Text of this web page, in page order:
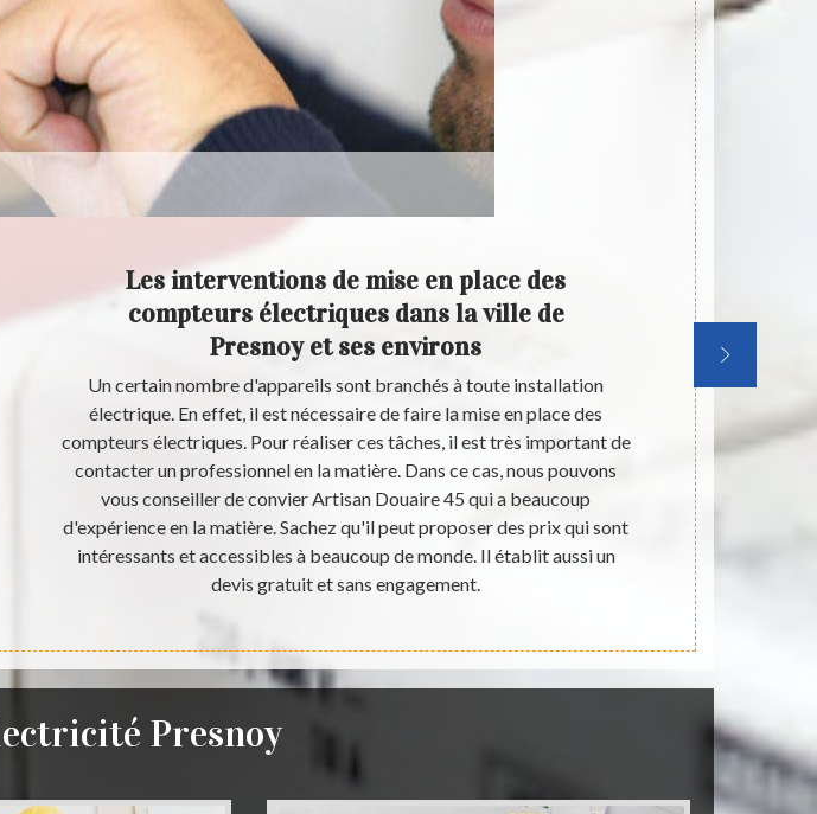
Les interventions de mise en place des
compteurs électriques dans la ville de
Presnoy et ses environs
Un certain nombre d'appareils sont branchés à toute installation
électrique. En effet, il est nécessaire de faire la mise en place des
compteurs électriques. Pour réaliser ces tâches, il est très important de
contacter un professionnel en la matière. Dans ce cas, nous pouvons
vous conseiller de convier Artisan Douaire 45 qui a beaucoup
d'expérience en la matière. Sachez qu'il peut proposer des prix qui sont
intéressants et accessibles à beaucoup de monde. Il établit aussi un
devis gratuit et sans engagement.
Un grand
travaux de
Presnoy